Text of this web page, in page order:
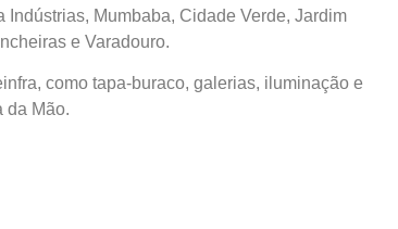
Mumbaba, Cidade Verde, Jardim
e Varadouro.
como tapa-buraco, galerias, iluminação e
da Mão.